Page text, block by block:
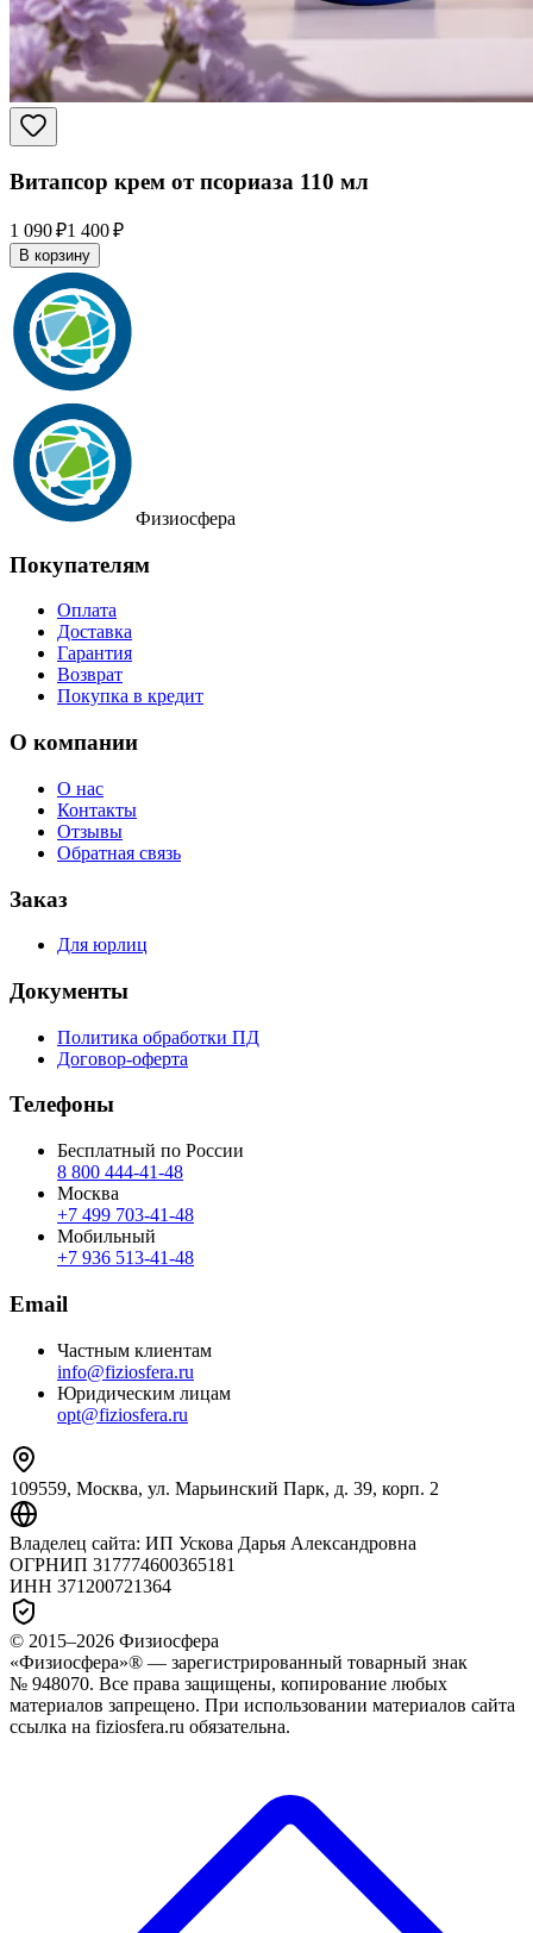
Витапсор крем от псориаза 110 мл
1 090 ₽1 400 ₽
В корзину
Физиосфера
Покупателям
Оплата
Доставка
Гарантия
Возврат
Покупка в кредит
О компании
О нас
Контакты
Отзывы
Обратная связь
Заказ
Для юрлиц
Документы
Политика обработки ПД
Договор-оферта
Телефоны
Бесплатный по России
8 800 444‑41‑48
Москва
+7 499 703‑41‑48
Мобильный
+7 936 513‑41‑48
Email
Частным клиентам
info@fiziosfera.ru
Юридическим лицам
opt@fiziosfera.ru
109559, Москва, ул. Марьинский Парк, д. 39, корп. 2
Владелец сайта: ИП Ускова Дарья Александровна
ОГРНИП 317774600365181
ИНН 371200721364
© 2015–2026 Физиосфера
«Физиосфера»® — зарегистрированный товарный знак
№ 948070. Все права защищены, копирование любых
материалов запрещено. При использовании материалов сайта
ссылка на fiziosfera.ru обязательна.